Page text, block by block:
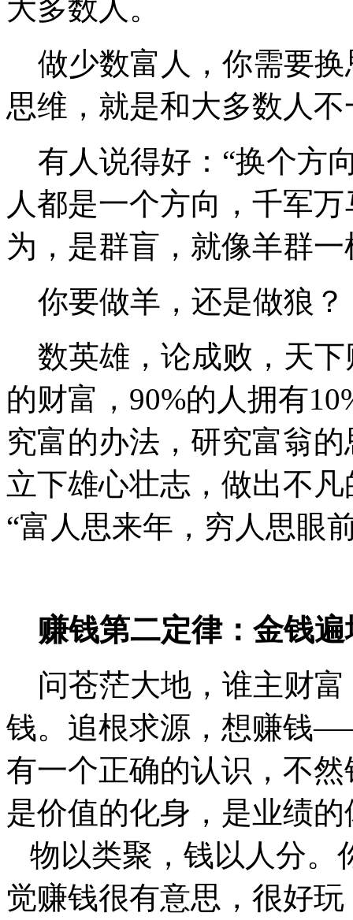
大多数人。
做少数富人，你需要换
思维，就是和大多数人
有人说得好：“换个方
人都是一个方向，千军
为，是群盲，就像羊群一
你要做羊，还是做狼？
数英雄，论成败，天下
的财富，90%的人拥有
究富的办法，研究富翁
立下雄心壮志，做出不
“富人思来年，穷人思眼
赚钱第二定律：金钱
问苍茫大地，谁主财富
钱。追根求源，想赚钱
有一个正确的认识，不
是价值的化身，是业绩
物以类聚，钱以人分。
觉赚钱很有意思，很好